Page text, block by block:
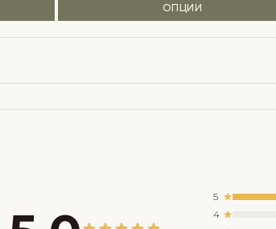
ОПЦИИ
5
4